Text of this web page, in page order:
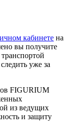
кабинете на
вы получите
уже за
FIGURIUM
из ведущих
и защиту